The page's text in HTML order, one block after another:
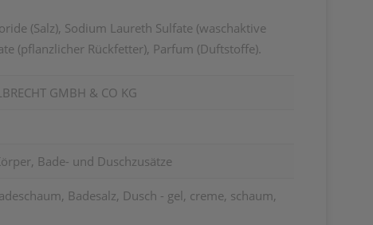
(Salz), Sodium Laureth Sulfate (waschaktive
(pflanzlicher Rückfetter), Parfum (Duftstoffe).
GMBH & CO KG
Bade- und Duschzusätze
Badesalz, Dusch - gel, creme, schaum,